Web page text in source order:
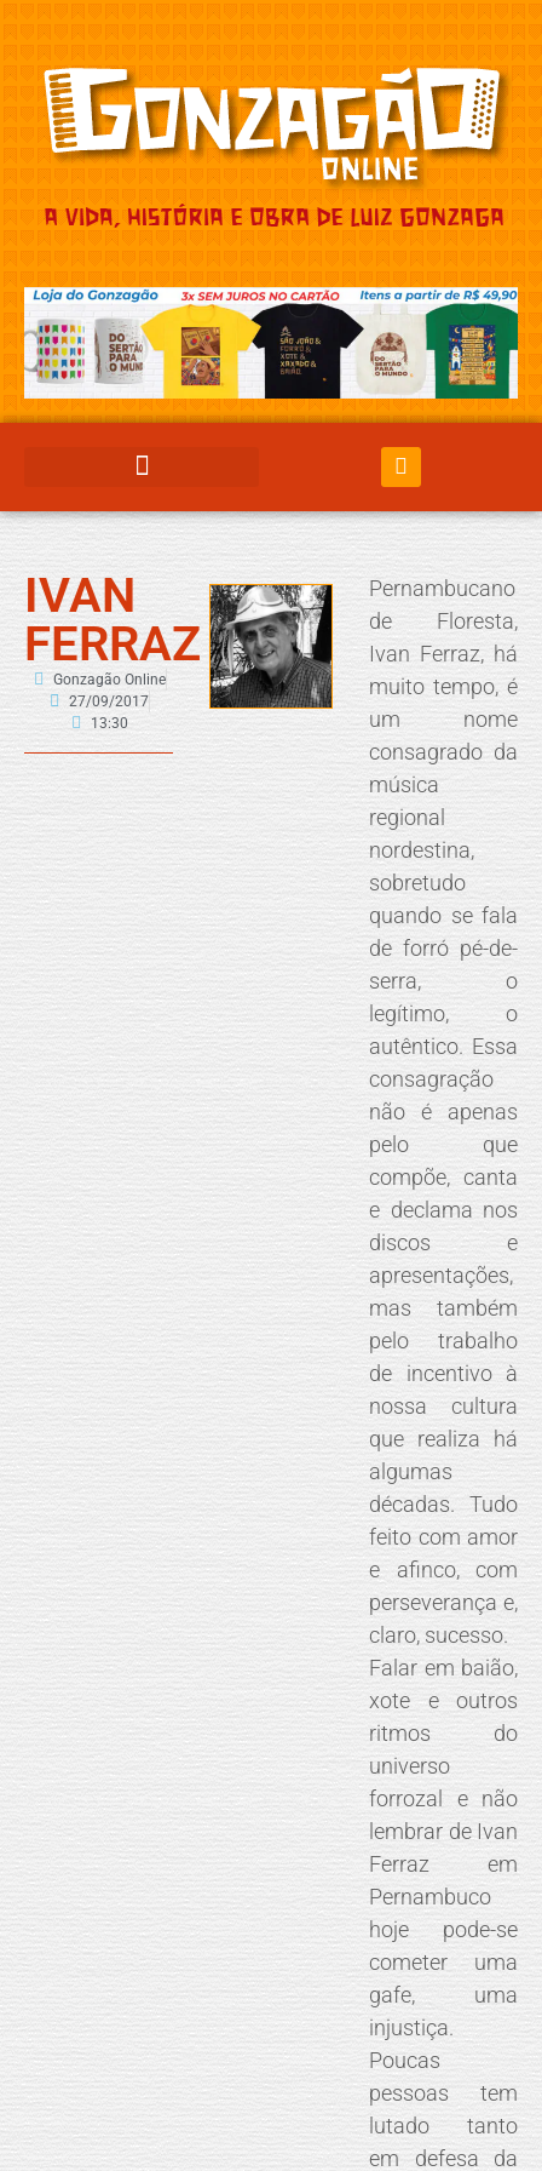
IVAN
FERRAZ
Gonzagão Online
27/09/2017
13:30
Pernambucano
de Floresta,
Ivan Ferraz, há
muito tempo, é
um nome
consagrado da
música
regional
nordestina,
sobretudo
quando se fala
de forró pé-de-
serra, o
legítimo, o
autêntico. Essa
consagração
não é apenas
pelo que
compõe, canta
e declama nos
discos e
apresentações,
mas também
pelo trabalho
de incentivo à
nossa cultura
que realiza há
algumas
décadas. Tudo
feito com amor
e afinco, com
perseverança e,
claro, sucesso.
Falar em baião,
xote e outros
ritmos do
universo
forrozal e não
lembrar de Ivan
Ferraz em
Pernambuco
hoje pode-se
cometer uma
gafe, uma
injustiça.
Poucas
pessoas tem
lutado tanto
em defesa da